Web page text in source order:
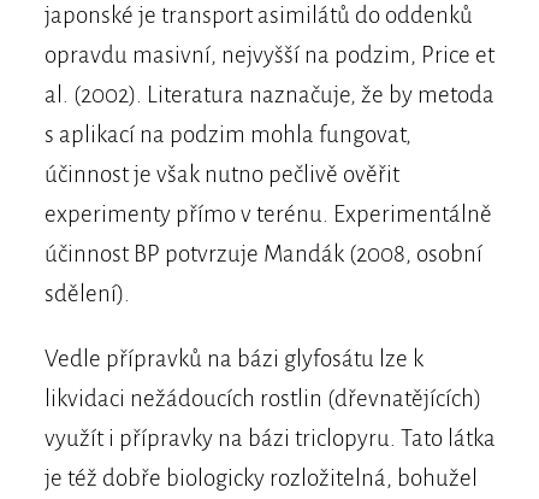
japonské je transport asimilátů do oddenků
opravdu masivní, nejvyšší na podzim, Price et
al. (2002). Literatura naznačuje, že by metoda
s aplikací na podzim mohla fungovat,
účinnost je však nutno pečlivě ověřit
experimenty přímo v terénu. Experimentálně
účinnost BP potvrzuje Mandák (2008, osobní
sdělení).
Vedle přípravků na bázi glyfosátu lze k
likvidaci nežádoucích rostlin (dřevnatějících)
využít i přípravky na bázi triclopyru. Tato látka
je též dobře biologicky rozložitelná, bohužel